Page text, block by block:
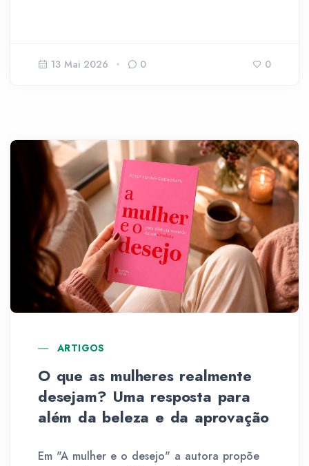
13 Mai 2026 0 0
ARTIGOS
O que as mulheres realmente
desejam? Uma resposta para
além da beleza e da aprovação
Em "A mulher e o desejo" a autora propõe